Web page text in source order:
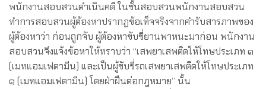
พนักงานสอบสวนดำเนินคดี ในชั้นสอบสวนพนักงานสอบสวน
ทำการสอบสวนผู้ต้องหาปรากฏข้อเท็จจริงจากคำรับสารภาพของ
ผู้ต้องหาว่า ก่อนถูกจับ ผู้ต้องหาขับขี่ยานพาหนะมาก่อน พนักงาน
สอบสวนจึงแจ้งข้อหาให้ทราบว่า “เสพยาเสพติดให้โทษประเภท ๑
(เมทแอมเฟตามีน) และเป็นผู้ขับขี่รถเสพยาเสพติดให้โทษประเภท
๑ (เมทแอมเฟตามีน) โดยฝ่าฝืนต่อกฎหมาย” นั้น